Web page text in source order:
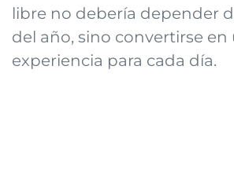
libre no debería depender
del año, sino convertirse en
experiencia para cada día.